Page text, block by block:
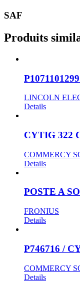
SAF
Produits
LINCOLN
Details
CYTIG 322
COMMERCY
Details
POSTE A
FRONIUS
Details
P746716 /
COMMERCY
Details